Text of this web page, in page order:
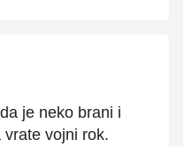
je neko brani i
vrate vojni rok.